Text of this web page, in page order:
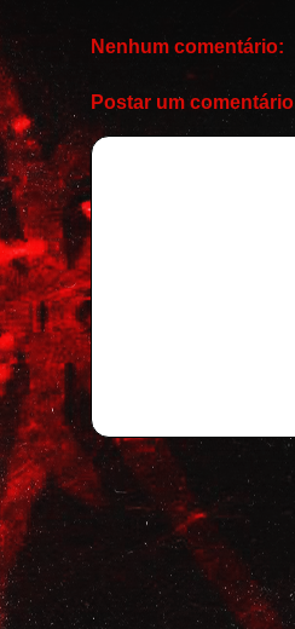
Nenhum comentário:
Postar um comentário